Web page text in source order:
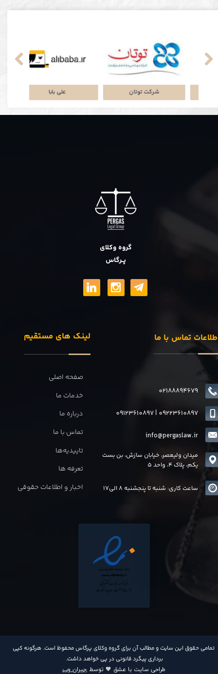
شرکت توتان پلتفرم جاباما
​تمامی حقوق این سایت و مطالب آن برای گروه وکلای پرگاس محفوظ است. هرگونه کپی
برداری پیگرد قانونی در پی خواهد داشت​​​​​​​.
طراحی سایت با عشق 🧡 توسط جیران وب
گروه وکلای
پــرگاس
لینک های مستقیم
صفحه اصلی
خدمات ما
درباره ما
تماس با ما
تاییدیه‌ها
تعرفه ها
اخبار و اطلاعات حقوقی
تماس با ما
02188894679
info@pergaslaw.ir
09123610897| 09223610897
میدان ولیعصر، خیابان سازش، بن بست
یکم، پلاک 4، واحد 5
ساعت کاری: شنبه تا پنجشنبه 8 الی17